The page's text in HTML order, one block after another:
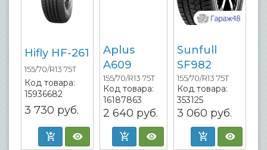
Hifly HF-261
155/70/R13 75T
Код товара:
15936682
3 730 руб.
Aplus
A609
155/70/R13 75T
Код товара:
16187863
2 640 руб.
Sunfull
SF982
155/70/R13 75T
Код товара:
353125
3 060 руб.